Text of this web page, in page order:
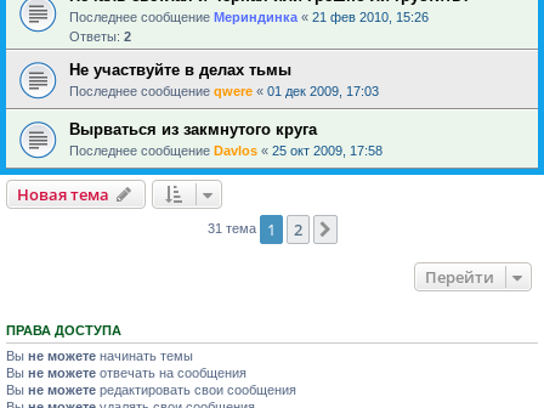
Последнее сообщение Мериндинка « 21 фев 2010, 15:26
Ответы: 2
Не участвуйте в делах тьмы
Последнее сообщение qwere « 01 дек 2009, 17:03
Вырваться из закмнутого круга
Последнее сообщение Davlos « 25 окт 2009, 17:58
Новая тема
31 тема 1 2
Перейти
ПРАВА ДОСТУПА
Вы не можете начинать темы
Вы не можете отвечать на сообщения
Вы не можете редактировать свои сообщения